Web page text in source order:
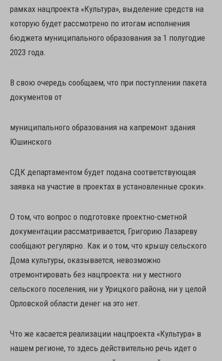
рамках нацпроекта «Культура», выделение средств на
которую будет рассмотрено по итогам исполнения
бюджета муниципального образования за 1 полугодие
2023 года.
В свою очередь сообщаем, что при поступлении пакета
документов от
муниципального образования на капремонт здания
Юшинского
СДК департаментом будет подана соответствующая
заявка на участие в проектах в установленные сроки».
О том, что вопрос о подготовке проектно-сметной
документации рассматривается, Григорию Лазареву
сообщают регулярно. Как и о том, что крышу сельского
Дома культуры, оказывается, невозможно
отремонтировать без нацпроекта: ни у местного
сельского поселения, ни у Урицкого района, ни у целой
Орловской области денег на это нет.
Что же касается реализации нацпроекта «Культура» в
нашем регионе, то здесь действительно речь идет о